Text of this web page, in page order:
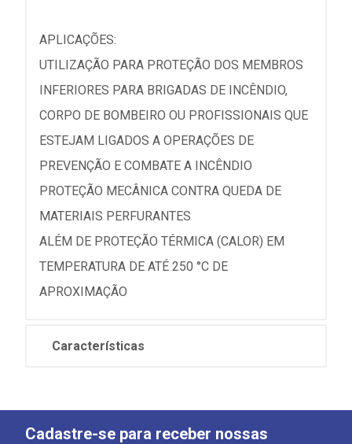
APLICAÇÕES:
UTILIZAÇÃO PARA PROTEÇÃO DOS MEMBROS
INFERIORES PARA BRIGADAS DE INCÊNDIO,
CORPO DE BOMBEIRO OU PROFISSIONAIS QUE
ESTEJAM LIGADOS A OPERAÇÕES DE
PREVENÇÃO E COMBATE A INCÊNDIO
PROTEÇÃO MECÂNICA CONTRA QUEDA DE
MATERIAIS PERFURANTES
ALÉM DE PROTEÇÃO TÉRMICA (CALOR) EM
TEMPERATURA DE ATÉ 250 °C DE
APROXIMAÇÃO
Características
Cadastre-se para receber nossas